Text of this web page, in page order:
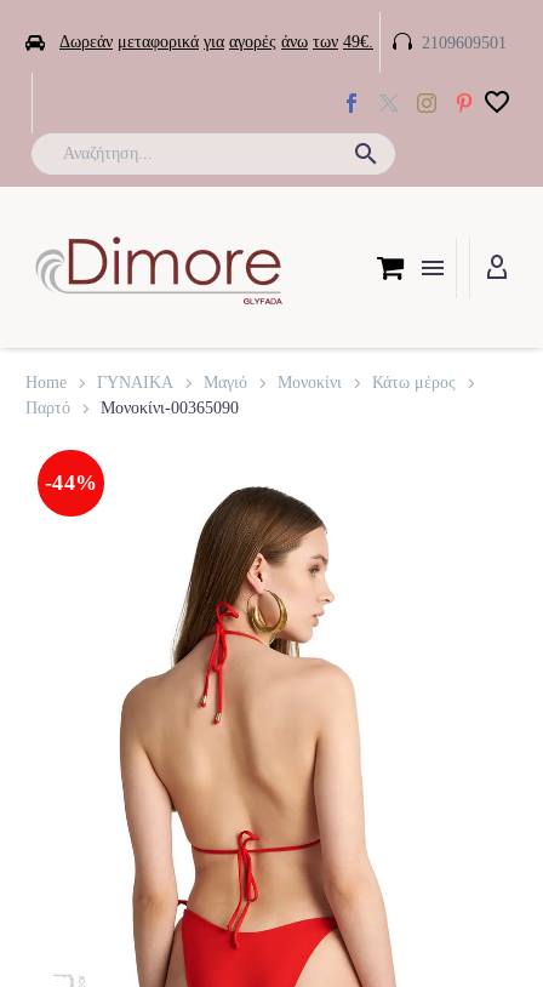
 Δωρεάν μεταφορικά για αγορές άνω των 49€. 
 2109609501
Home ΓΥΝΑΙΚΑ Μαγιό Μονοκίνι
Κάτω μέρος
Παρτό
Μονοκίνι-00365090
-44%